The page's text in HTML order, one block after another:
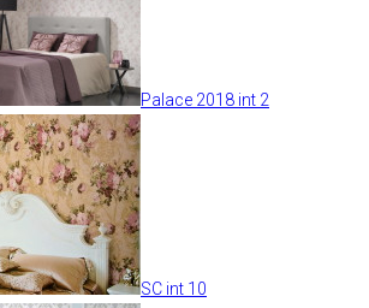
Palace 2018 int 2
SC int 10